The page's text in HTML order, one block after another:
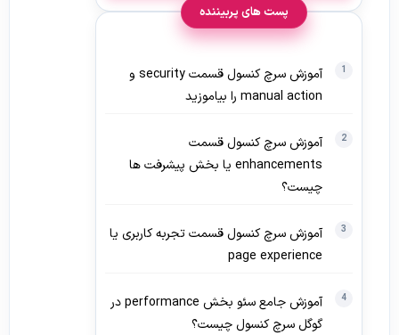
پست های پربیننده
آموزش سرچ کنسول قسمت security و
manual action را بیاموزید
آموزش سرچ کنسول قسمت
enhancements یا بخش پیشرفت ها
چیست؟
آموزش سرچ کنسول قسمت تجربه کاربری یا
page experience
آموزش جامع سئو بخش performance در
گوگل سرچ کنسول چیست؟